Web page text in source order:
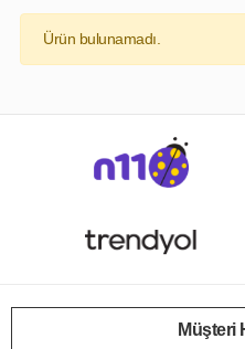
Ürün bulunamadı.
Müşteri